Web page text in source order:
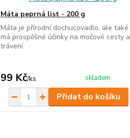
Máta peprná list - 200 g
Máta je přírodní dochucovadlo, ale také
má prospěšné účinky na močové cesty a
trávení.
99 Kč/ks skladem
Přidat do košíku